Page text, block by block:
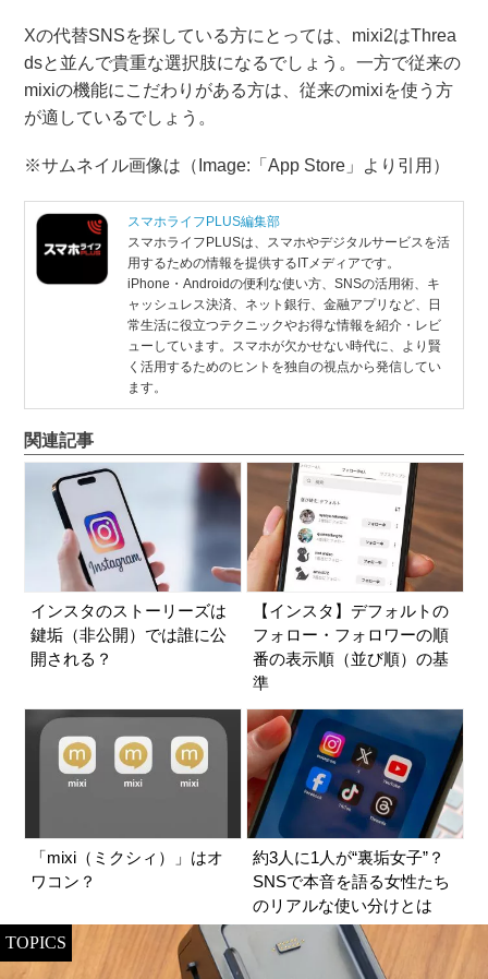
Xの代替SNSを探している方にとっては、mixi2はThrea
dsと並んで貴重な選択肢になるでしょう。一方で従来の
mixiの機能にこだわりがある方は、従来のmixiを使う方
が適しているでしょう。
※サムネイル画像は（Image:「App Store」より引用）
スマホライフPLUS編集部
スマホライフPLUSは、スマホやデジタルサービスを活
用するための情報を提供するITメディアです。
iPhone・Androidの便利な使い方、SNSの活用術、キ
ャッシュレス決済、ネット銀行、金融アプリなど、日
常生活に役立つテクニックやお得な情報を紹介・レビ
ューしています。スマホが欠かせない時代に、より賢
く活用するためのヒントを独自の視点から発信してい
ます。
関連記事
インスタのストーリーズは
鍵垢（非公開）では誰に公
開される？
【インスタ】デフォルトの
フォロー・フォロワーの順
番の表示順（並び順）の基
準
「mixi（ミクシィ）」はオ
ワコン？
約3人に1人が“裏垢女子”？
SNSで本音を語る女性たち
のリアルな使い分けとは
TOPICS